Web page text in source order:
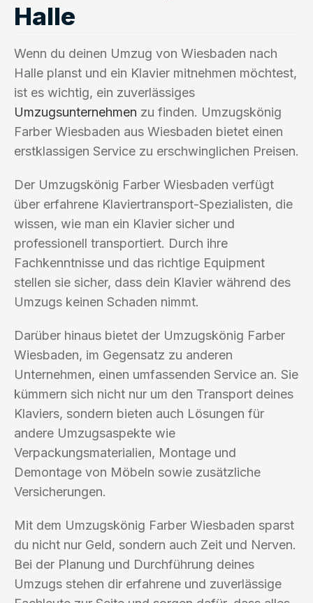
Halle
Wenn du deinen Umzug von Wiesbaden nach
Halle planst und ein Klavier mitnehmen möchtest,
ist es wichtig, ein zuverlässiges
Umzugsunternehmen zu finden. Umzugskönig
Farber Wiesbaden aus Wiesbaden bietet einen
erstklassigen Service zu erschwinglichen Preisen.
Der Umzugskönig Farber Wiesbaden verfügt
über erfahrene Klaviertransport-Spezialisten, die
wissen, wie man ein Klavier sicher und
professionell transportiert. Durch ihre
Fachkenntnisse und das richtige Equipment
stellen sie sicher, dass dein Klavier während des
Umzugs keinen Schaden nimmt.
Darüber hinaus bietet der Umzugskönig Farber
Wiesbaden, im Gegensatz zu anderen
Unternehmen, einen umfassenden Service an. Sie
kümmern sich nicht nur um den Transport deines
Klaviers, sondern bieten auch Lösungen für
andere Umzugsaspekte wie
Verpackungsmaterialien, Montage und
Demontage von Möbeln sowie zusätzliche
Versicherungen.
Mit dem Umzugskönig Farber Wiesbaden sparst
du nicht nur Geld, sondern auch Zeit und Nerven.
Bei der Planung und Durchführung deines
Umzugs stehen dir erfahrene und zuverlässige